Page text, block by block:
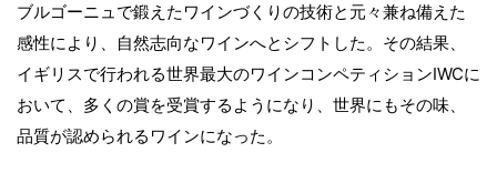
ブルゴーニュで鍛えたワインづくりの技術と元々兼ね備えた
感性により、自然志向なワインへとシフトした。その結果、
イギリスで行われる世界最大のワインコンペティションIWCに
おいて、多くの賞を受賞するようになり、世界にもその味、
品質が認められるワインになった。